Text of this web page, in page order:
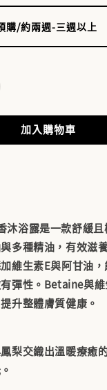
購/約兩週-三週以上
加入購物車
沐浴露是一款舒緩
多種精油，有效滋
維生素E與阿甘油
彈性。Betaine與
升整體膚質健康。
梨交織出溫暖療癒